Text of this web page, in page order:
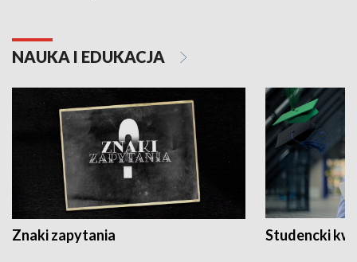
NAUKA I EDUKACJA
Znaki zapytania Studencki